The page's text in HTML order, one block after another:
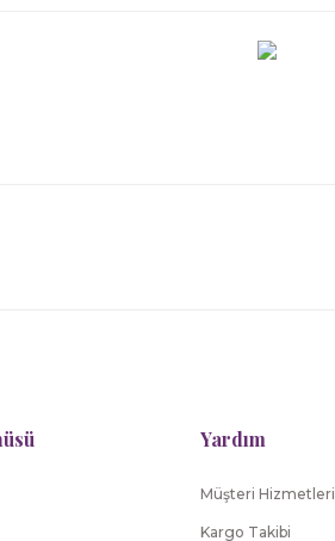
Yardım
Müşteri Hizmetleri
Kargo Takibi